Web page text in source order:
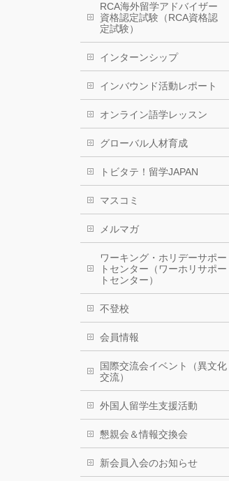
RCA海外留学アドバイザー
資格認定試験（RCA資格認
定試験）
インターンシップ
インバウンド活動レポート
オンライン語学レッスン
グローバル人材育成
トビタテ！留学JAPAN
マスコミ
メルマガ
ワーキング・ホリデーサポー
トセンター（ワーホリサポー
トセンター）
不登校
会員情報
国際交流会イベント（異文化
交流）
外国人留学生支援活動
懇親会＆情報交換会
新会員入会のお知らせ